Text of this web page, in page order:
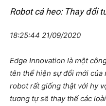
Robot cá heo: Thay đổi
18:25:44 21/09/2020
Edge Innovation là một
tên thể hiện sự đổi mới của
robot rất giống thật với hy
tương tự sẽ thay thế các